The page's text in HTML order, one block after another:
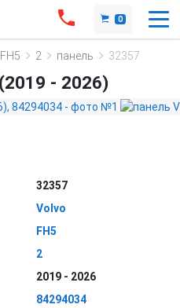
0
FH5 2 панель 32357
- 2026)
32357
Volvo
FH5
2
2019 - 2026
84294034